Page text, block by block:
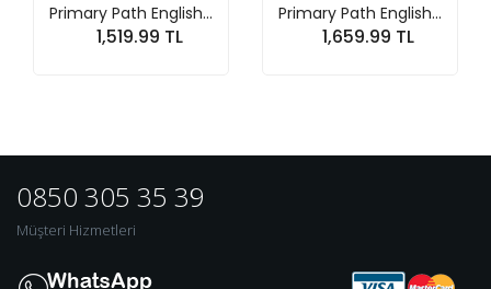
Primary Path English...
1,519.99 TL
Primary Path English...
1,659.99 TL
0850 305 35 39
Müşteri Hizmetleri